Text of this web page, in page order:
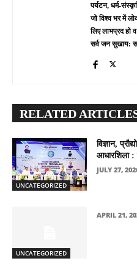
पर्यटन, धर्म-
जो विश्व भर में
लिए लाभप्रद हो
सर्व जन सुखाय:
RELATED
UNCATEGORIZED
विज्ञान,
आधारशिला :
JULY 27,
UNCATEGORIZED
APRIL 21,